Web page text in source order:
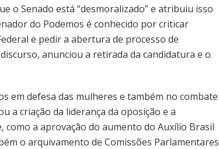
o Senado está “desmoralizado” e atribuiu isso
do Podemos é conhecido por criticar
e pedir a abertura de processo de
anunciou a retirada da candidatura e o
em defesa das mulheres e também no combate
a criação da liderança da oposição e a
a aprovação do aumento do Auxílio Brasil
o arquivamento de Comissões Parlamentares